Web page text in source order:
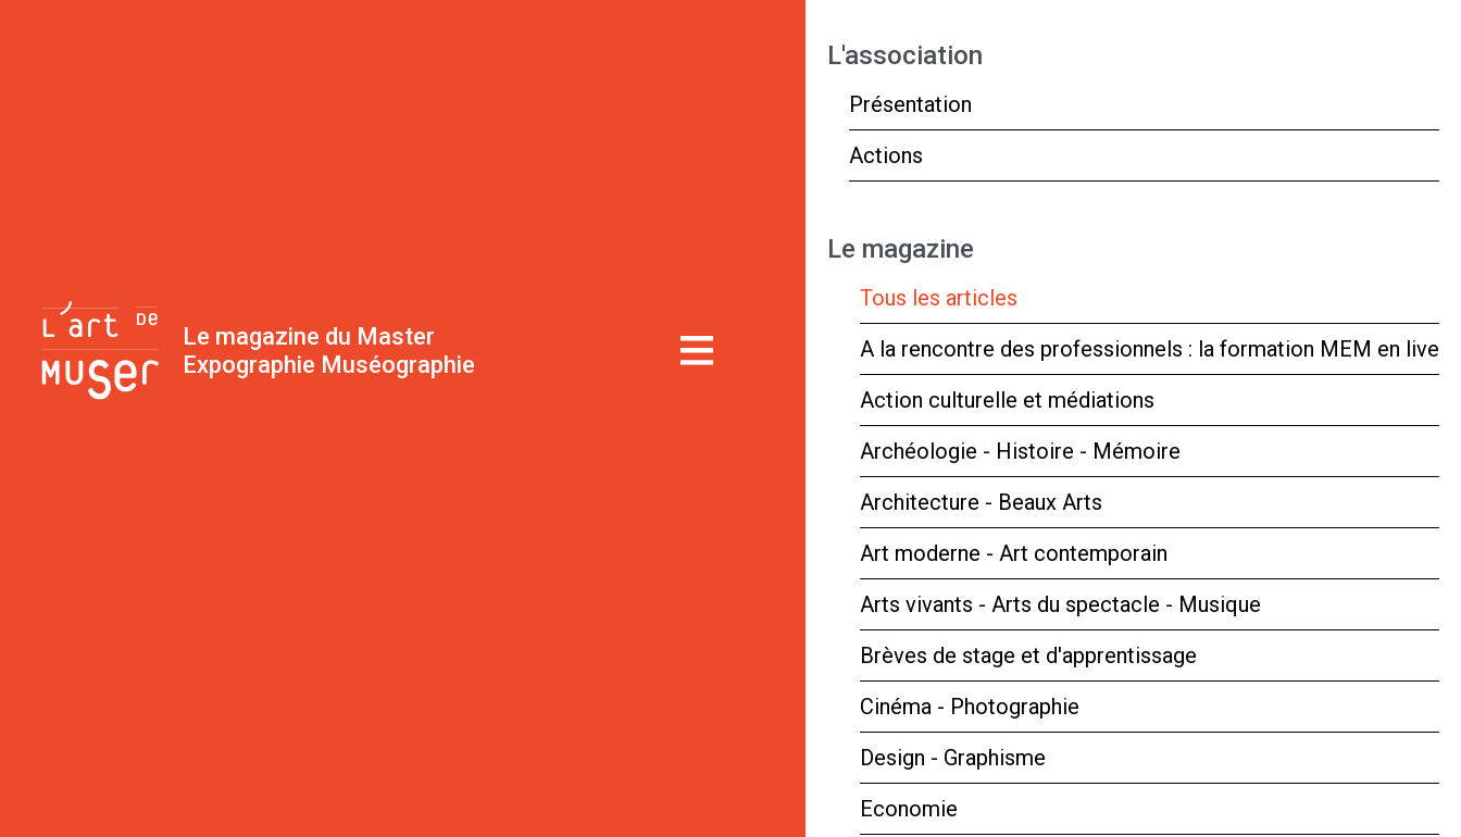
Le magazine du Master
Expographie Muséographie
L'association
Présentation
Actions
Le magazine
Tous les articles
A la rencontre des professionnels : la formation MEM en live
Action culturelle et médiations
Archéologie - Histoire - Mémoire
Architecture - Beaux Arts
Art moderne - Art contemporain
Arts vivants - Arts du spectacle - Musique
Brèves de stage et d'apprentissage
Cinéma - Photographie
Design - Graphisme
Economie